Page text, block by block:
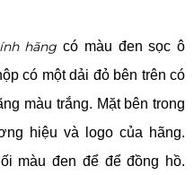
hãng có màu đen sọc ô
có một dải đỏ bên trên có
màu trắng. Mặt bên trong
hiệu và logo của hãng.
màu đen để để đồng hồ.